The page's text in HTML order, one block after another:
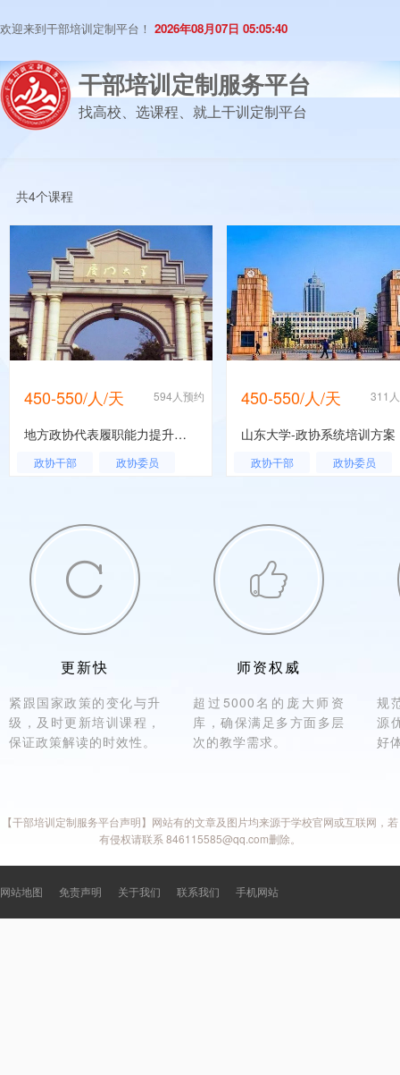
欢迎来到干部培训定制平台！ 2026年08月07日 05:05:40
干部培训定制服务平台
找高校、选课程、就上干训定制平台
共4个课程
450-550/人/天 594人预约
地方政协代表履职能力提升培训班
政协干部
政协委员
450-550/人/天 311
山东大学-政协系统培训方案
政协干部
政协委员

更新快
紧跟国家政策的变化与升
级，及时更新培训课程，
保证政策解读的时效性。

师资权威
超过5000名的庞大师资
库，确保满足多方面多层
次的教学需求。
规
源
好
【干部培训定制服务平台声明】网站有的文章及图片均来源于学校官网或互联网，若
有侵权请联系 846115585@qq.com删除。
网站地图 免责声明 关于我们 联系我们 手机网站